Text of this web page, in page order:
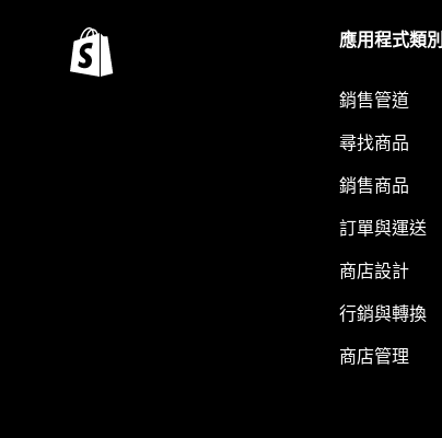
應用程式類別
銷售管道
尋找商品
銷售商品
訂單與運送
商店設計
行銷與轉換
商店管理